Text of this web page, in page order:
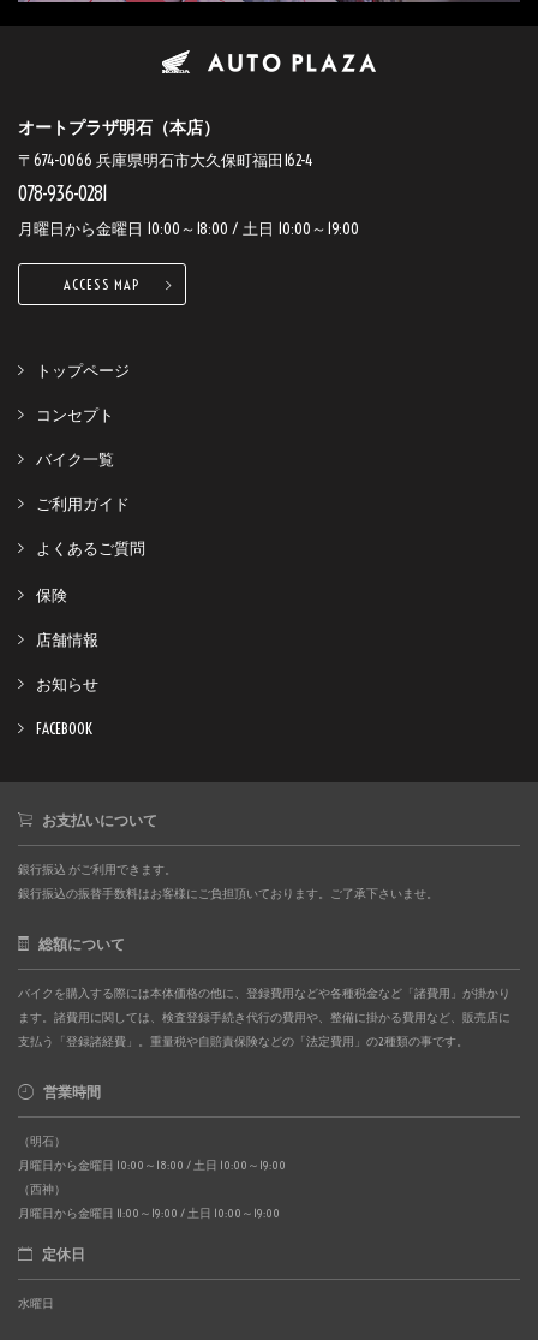
オートプラザ明石（本店）
〒674-0066 兵庫県明石市大久保町福田162-4
078-936-0281
月曜日から金曜日 10:00～18:00 / 土日 10:00～19:00
ACCESS MAP
トップページ
コンセプト
バイク一覧
ご利用ガイド
よくあるご質問
保険
店舗情報
お知らせ
FACEBOOK
お支払いについて
銀行振込 がご利用できます。
銀行振込の振替手数料はお客様にご負担頂いております。ご了承下さいませ。
総額について
バイクを購入する際には本体価格の他に、登録費用などや各種税金など「諸費用」が掛かり
ます。諸費用に関しては、検査登録手続き代行の費用や、整備に掛かる費用など、販売店に
支払う「登録諸経費」。重量税や自賠責保険などの「法定費用」の2種類の事です。
営業時間
（明石）
月曜日から金曜日 10:00～18:00 / 土日 10:00～19:00
（西神）
月曜日から金曜日 11:00～19:00 / 土日 10:00～19:00
定休日
水曜日